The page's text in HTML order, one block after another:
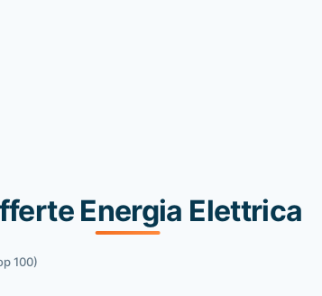
Energia Elettrica
100)